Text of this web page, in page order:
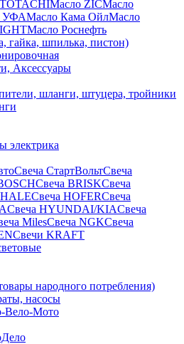
Масло ZICМасло
УФАМасло Кама ОйлМасло
Масло Роснефть
гайка, шпилька, пистон)
Аксессуары
шланги, штуцера, тройники
электрика
Свечa СтартВольтСвеча
Свеча BRISKСвеча
Свеча HOFERСвеча
Свеча HYUNDAI/KIAСвеча
MilesСвеча NGKСвеча
Свечи KRAFT
народного потребления)
насосы
Вело-Мото